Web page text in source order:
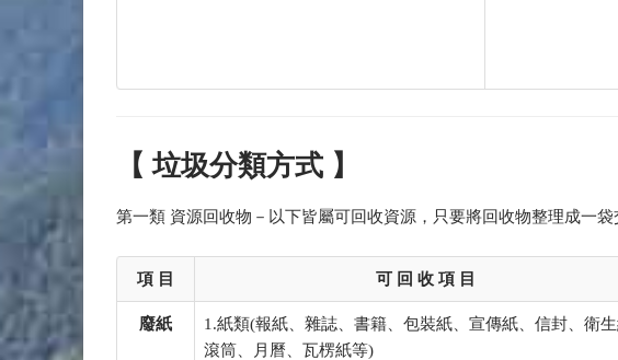
【 垃圾分類方式 】
第一類 資源回收物－以下皆屬可回收資源，只要將回收物整理成一
項 目 可 回 收 項 目
廢紙
1.紙類(報紙、雜誌、書籍、包裝紙、宣傳紙、信封、衛
滾筒、月曆、瓦楞紙等)